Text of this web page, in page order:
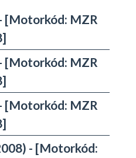
[Motorkód: MZR
[Motorkód: MZR
[Motorkód: MZR
- [Motorkód: